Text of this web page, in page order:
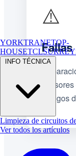
YORKTRANETOP-
HOUSETCLSURREY
INFO TÉCNICA
Limpieza de circuitos
Ver todos los artículos
⚠️
códigos